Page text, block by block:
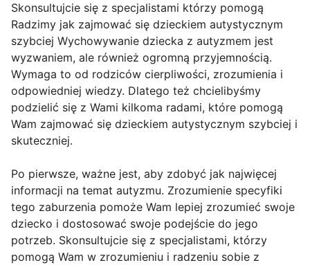
Skonsultujcie się z specjalistami którzy pomogą
Radzimy jak zajmować się dzieckiem autystycznym
szybciej Wychowywanie dziecka z autyzmem jest
wyzwaniem, ale również ogromną przyjemnością.
Wymaga to od rodziców cierpliwości, zrozumienia i
odpowiedniej wiedzy. Dlatego też chcielibyśmy
podzielić się z Wami kilkoma radami, które pomogą
Wam zajmować się dzieckiem autystycznym szybciej i
skuteczniej.
Po pierwsze, ważne jest, aby zdobyć jak najwięcej
informacji na temat autyzmu. Zrozumienie specyfiki
tego zaburzenia pomoże Wam lepiej zrozumieć swoje
dziecko i dostosować swoje podejście do jego
potrzeb. Skonsultujcie się z specjalistami, którzy
pomogą Wam w zrozumieniu i radzeniu sobie z